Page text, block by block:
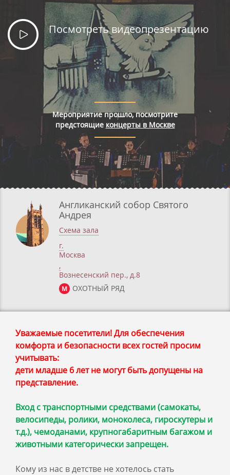
Посмотреть видеопрезентацию
Англиканский собор Святого
Андрея
Схема зала
г.
Москва
,
Вознесенский пер., д.8
М ОХОТНЫЙ РЯД
Мероприятие прошло, посмотрите
предстоящие концерты в Москве
Уважаемые посетители! Для обеспечения
комфорта и безопасности всех гостей просим
учитывать:
дети младше 6 лет не могут быть допущены на
представление.
Вход с транспортными средствами (самокаты,
велосипеды, ролики, моноколеса, гироскутеры и
т.д.), чемоданами, крупногабаритным багажом и
животными категорически запрещен.
Кому из нас в детстве не хотелось стать